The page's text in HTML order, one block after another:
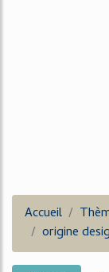
Accueil
origine